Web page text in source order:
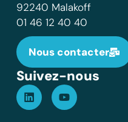
92240 Malakoff
01 46 12 40 40
Nous contacter
Suivez-nous